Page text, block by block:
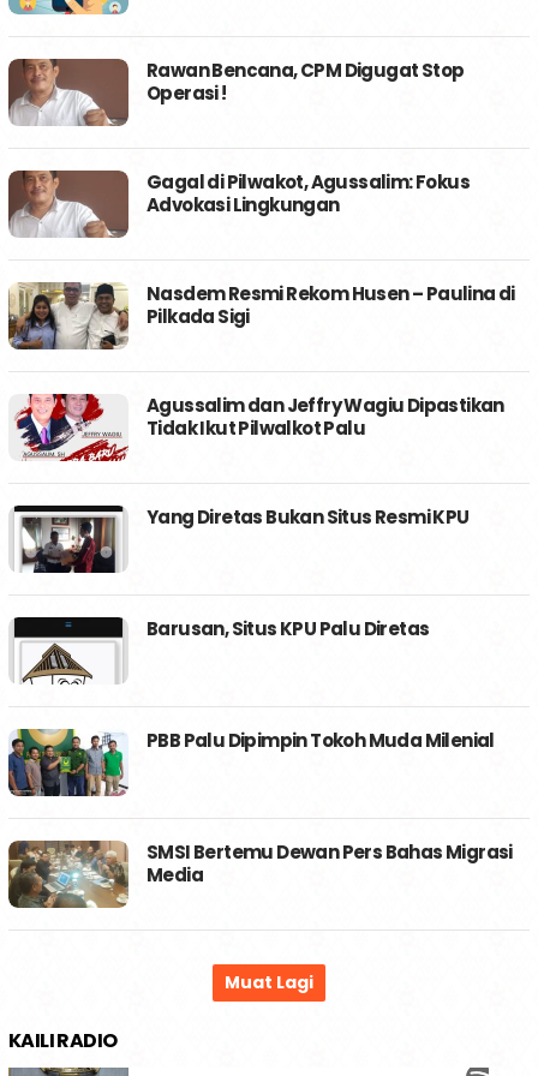
Rawan Bencana, CPM Digugat Stop
Operasi !
Gagal di Pilwakot, Agussalim: Fokus
Advokasi Lingkungan
Nasdem Resmi Rekom Husen – Paulina di
Pilkada Sigi
Agussalim dan Jeffry Wagiu Dipastikan
Tidak Ikut Pilwalkot Palu
Yang Diretas Bukan Situs Resmi KPU
Barusan, Situs KPU Palu Diretas
PBB Palu Dipimpin Tokoh Muda Milenial
SMSI Bertemu Dewan Pers Bahas Migrasi
Media
KAILI RADIO